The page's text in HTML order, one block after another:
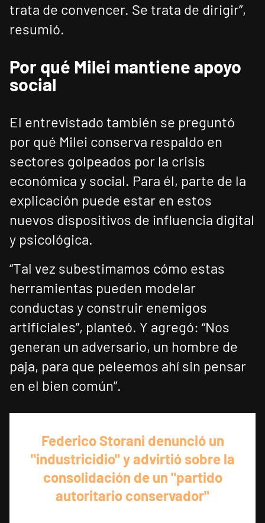
trata de convencer. Se trata de dirigir”,
resumió.
Por qué Milei mantiene apoyo
social
El entrevistado también se preguntó
por qué Milei conserva respaldo en
sectores golpeados por la crisis
económica y social. Para él, parte de la
explicación puede estar en estos
nuevos dispositivos de influencia digital
y psicológica.
“Tal vez subestimamos cómo estas
herramientas pueden modelar
conductas y construir enemigos
artificiales”, planteó. Y agregó: “Nos
generan un adversario, un hombre de
paja, para que peleemos ahí sin pensar
en el bien común”.
Federico Storani denunció un
"industricidio" y advirtió sobre la
consolidación de un "partido
autoritario conservador"